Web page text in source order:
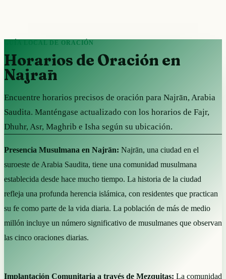
GUÍA LOCAL DE ORACIÓN
Horarios de Oración en
Najrān
Encuentre horarios precisos de oración para Najrān, Arabia
Saudita. Manténgase actualizado con los horarios de Fajr,
Dhuhr, Asr, Maghrib e Isha según su ubicación.
Presencia Musulmana en Najrān: Najrān, una ciudad en el
suroeste de Arabia Saudita, tiene una comunidad musulmana
establecida desde hace mucho tiempo. La historia de la ciudad
refleja una profunda herencia islámica, con residentes que practican
su fe como parte de la vida diaria. La población de más de medio
millón incluye un número significativo de musulmanes que observan
las cinco oraciones diarias.
Implantación Comunitaria a través de Mezquitas: La comunidad